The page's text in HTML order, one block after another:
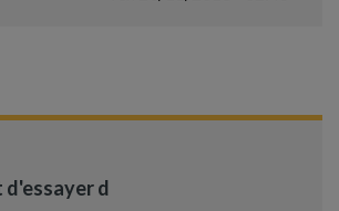
d'essayer d